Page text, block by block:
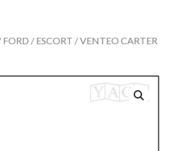
FORD / ESCORT / VENTEO CARTER